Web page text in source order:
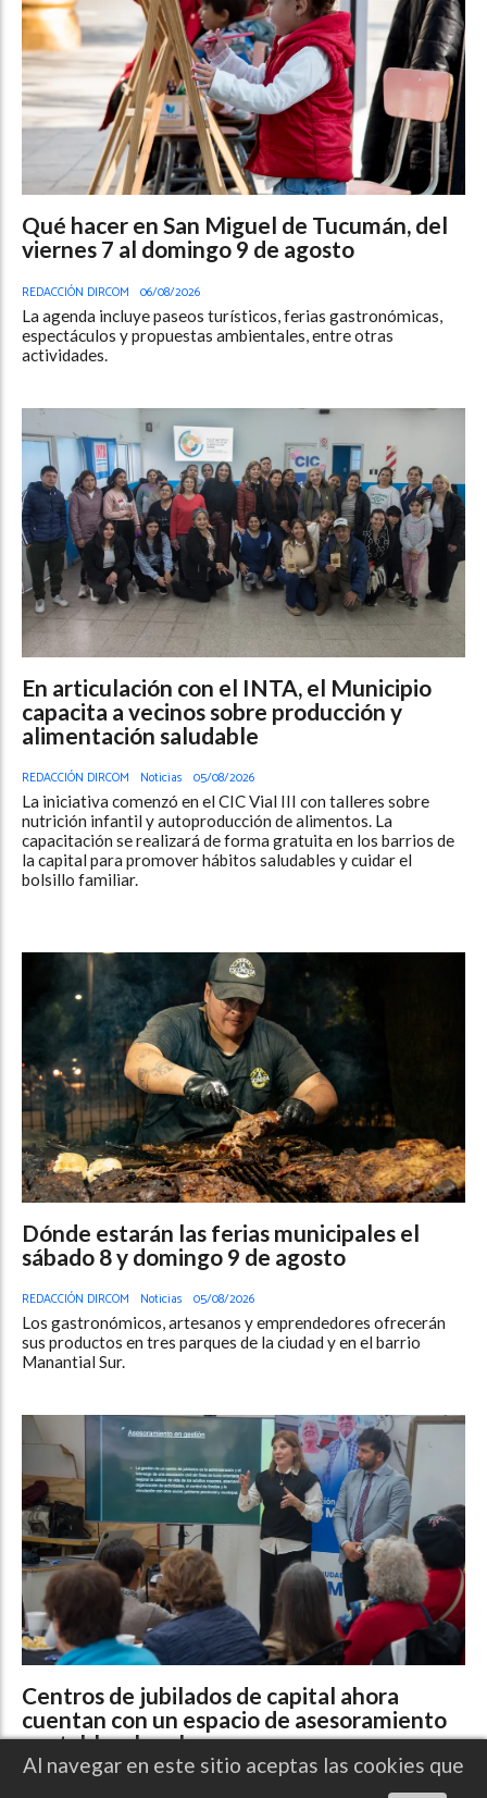
Qué hacer en San Miguel de Tucumán, del
viernes 7 al domingo 9 de agosto
REDACCIÓN DIRCOM 06/08/2026
La agenda incluye paseos turísticos, ferias gastronómicas,
espectáculos y propuestas ambientales, entre otras
actividades.
En articulación con el INTA, el Municipio
capacita a vecinos sobre producción y
alimentación saludable
REDACCIÓN DIRCOM Noticias 05/08/2026
La iniciativa comenzó en el CIC Vial III con talleres sobre
nutrición infantil y autoproducción de alimentos. La
capacitación se realizará de forma gratuita en los barrios de
la capital para promover hábitos saludables y cuidar el
bolsillo familiar.
Dónde estarán las ferias municipales el
sábado 8 y domingo 9 de agosto
REDACCIÓN DIRCOM Noticias 05/08/2026
Los gastronómicos, artesanos y emprendedores ofrecerán
sus productos en tres parques de la ciudad y en el barrio
Manantial Sur.
Centros de jubilados de capital ahora
cuentan con un espacio de asesoramiento
contable y legal
Al navegar en este sitio aceptas las cookies que